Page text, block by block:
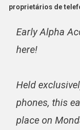
proprietários de
Early Alpha
here!
Held
phones, this
place on